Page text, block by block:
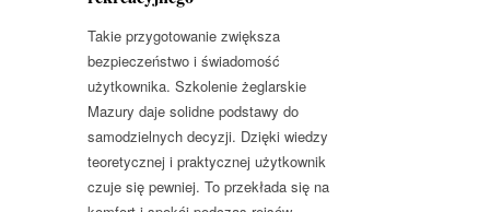
Takie przygotowanie zwiększa
bezpieczeństwo i świadomość
użytkownika. Szkolenie żeglarskie
Mazury daje solidne podstawy do
samodzielnych decyzji. Dzięki wiedzy
teoretycznej i praktycznej użytkownik
czuje się pewniej. To przekłada się na